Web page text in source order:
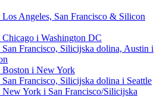
Los Angeles, San Francisco & Silicon
Chicago i Washington DC
San Francisco, Silicijska dolina, Austin i
Boston i New York
San Francisco, Silicijska dolina i Seattle
New York i San Francisco/Silicijska